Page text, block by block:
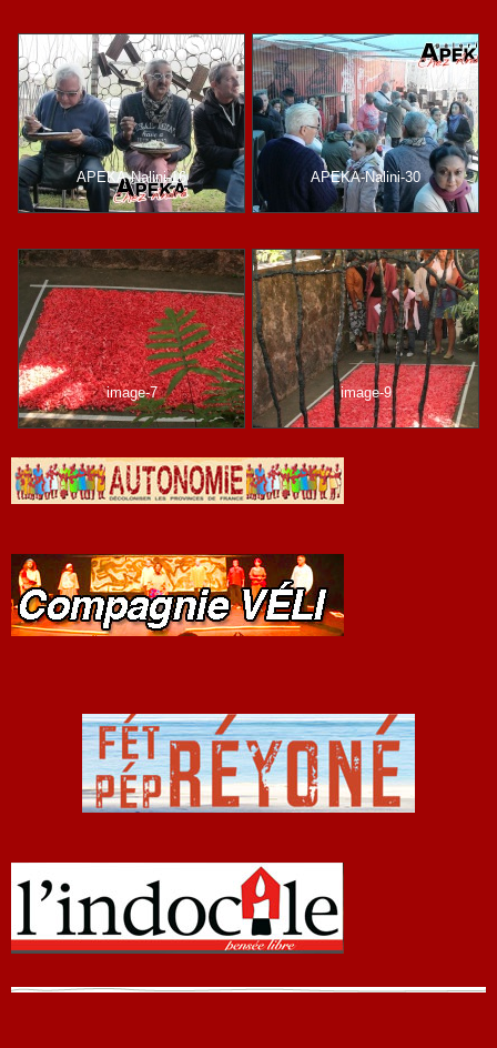
APEKA-Nalini-16 APEKA-Nalini-30
image-7 image-9